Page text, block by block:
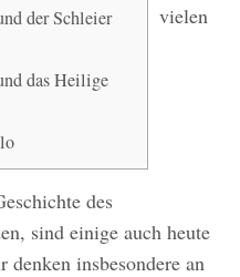
der Schleier
das Heilige
vielen
des
sind einige auch heute
insbesondere an